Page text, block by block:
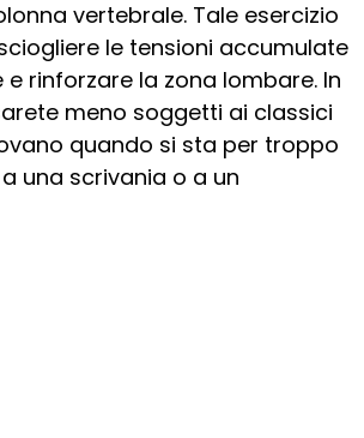
vertebrale. Tale esercizio
le tensioni accumulate
rinforzare la zona lombare. In
meno soggetti ai classici
quando si sta per troppo
una scrivania o a un